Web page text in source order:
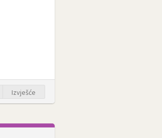
Izvješće